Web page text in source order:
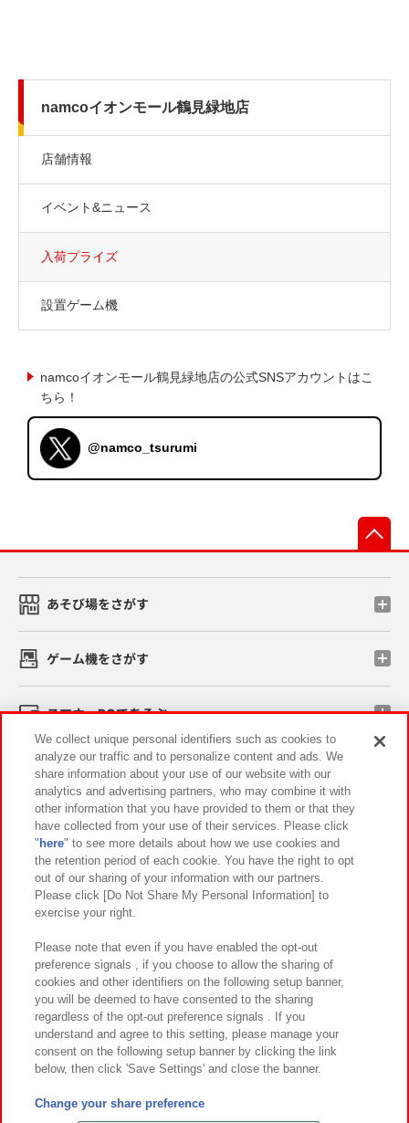
namcoイオンモール鶴見緑地店
店舗情報
イベント&ニュース
入荷プライズ
設置ゲーム機
namcoイオンモール鶴見緑地店の公式SNSアカウントはこ
ちら！
@namco_tsurumi
あそび場をさがす
ゲーム機をさがす
スマホ・PCであそぶ
イベント・キャンペーン
関連会社 サステナビリティ サイトポリシー
プライバシーポリシー ウェブアクセシビリティ方針と検証結果
お取引先さまとともに
カスタマーハラスメント対応方針 よくあるご質問・お問い合わせ
©Bandai Namco Amusement Inc.
©Bandai Namco Amusement Lab Inc.
We collect unique personal identifiers such as cookies to
analyze our traffic and to personalize content and ads. We
share information about your use of our website with our
analytics and advertising partners, who may combine it with
other information that you have provided to them or that they
have collected from your use of their services. Please click
" here" to see more details about how we use cookies and
the retention period of each cookie. You have the right to opt
out of our sharing of your information with our partners.
Please click [Do Not Share My Personal Information] to
exercise your right.
Please note that even if you have enabled the opt-out
preference signals , if you choose to allow the sharing of
cookies and other identifiers on the following setup banner,
you will be deemed to have consented to the sharing
regardless of the opt-out preference signals . If you
understand and agree to this setting, please manage your
consent on the following setup banner by clicking the link
below, then click 'Save Settings' and close the banner.
Change your share preference